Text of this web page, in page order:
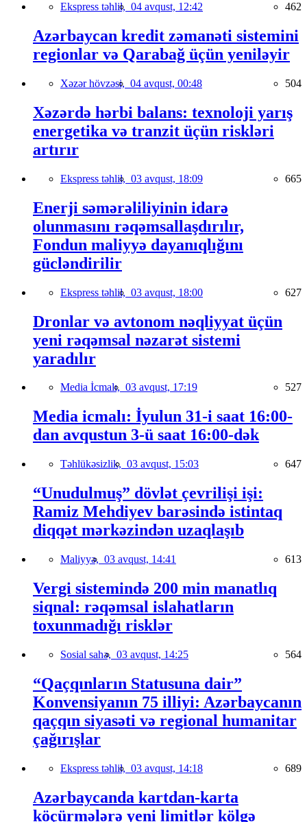
Ekspress təhlil, 04 avqust, 12:42 462
Azərbaycan kredit zəmanəti sistemini
regionlar və Qarabağ üçün yeniləyir
Xəzər hövzəsi, 04 avqust, 00:48 504
Xəzərdə hərbi balans: texnoloji yarış
energetika və tranzit üçün riskləri
artırır
Ekspress təhlil, 03 avqust, 18:09 665
Enerji səmərəliliyinin idarə
olunmasını rəqəmsallaşdırılır,
Fondun maliyyə dayanıqlığını
gücləndirilir
Ekspress təhlil, 03 avqust, 18:00 627
Dronlar və avtonom nəqliyyat üçün
yeni rəqəmsal nəzarət sistemi
yaradılır
Media İcmalı, 03 avqust, 17:19 527
Media icmalı: İyulun 31-i saat 16:00-
dan avqustun 3-ü saat 16:00-dək
Təhlükəsizlik, 03 avqust, 15:03 647
“Unudulmuş” dövlət çevrilişi işi:
Ramiz Mehdiyev barəsində istintaq
diqqət mərkəzindən uzaqlaşıb
Maliyyə, 03 avqust, 14:41 613
Vergi sistemində 200 min manatlıq
siqnal: rəqəmsal islahatların
toxunmadığı risklər
Sosial sahə, 03 avqust, 14:25 564
“Qaçqınların Statusuna dair”
Konvensiyanın 75 illiyi: Azərbaycanın
qaçqın siyasəti və regional humanitar
çağırışlar
Ekspress təhlil, 03 avqust, 14:18 689
Azərbaycanda kartdan-karta
köçürmələrə yeni limitlər kölgə